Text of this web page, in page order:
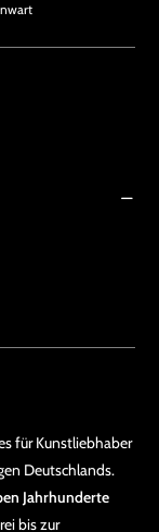
für Kunstliebhaber
Deutschlands.
Jahrhunderte
bis zur